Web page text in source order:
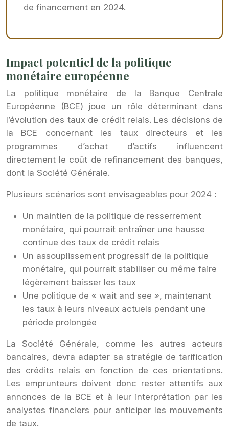
de financement en 2024.
Impact potentiel de la politique
monétaire européenne
La politique monétaire de la Banque Centrale
Européenne (BCE) joue un rôle déterminant dans
l’évolution des taux de crédit relais. Les décisions de
la BCE concernant les taux directeurs et les
programmes d’achat d’actifs influencent
directement le coût de refinancement des banques,
dont la Société Générale.
Plusieurs scénarios sont envisageables pour 2024 :
Un maintien de la politique de resserrement
monétaire, qui pourrait entraîner une hausse
continue des taux de crédit relais
Un assouplissement progressif de la politique
monétaire, qui pourrait stabiliser ou même faire
légèrement baisser les taux
Une politique de « wait and see », maintenant
les taux à leurs niveaux actuels pendant une
période prolongée
La Société Générale, comme les autres acteurs
bancaires, devra adapter sa stratégie de tarification
des crédits relais en fonction de ces orientations.
Les emprunteurs doivent donc rester attentifs aux
annonces de la BCE et à leur interprétation par les
analystes financiers pour anticiper les mouvements
de taux.